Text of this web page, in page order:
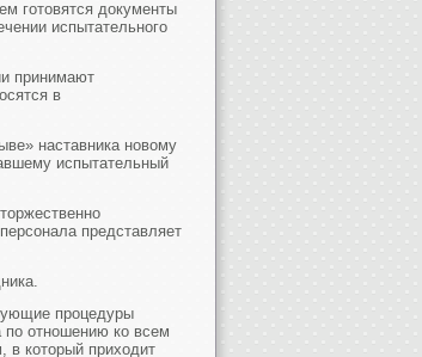
готовятся документы
испытательного
принимают
в
наставника новому
испытательный
представляет
процедуры
по отношению ко всем
в который приходит